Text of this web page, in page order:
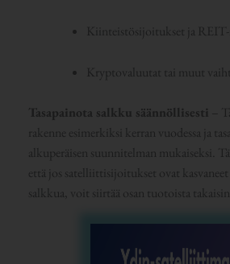
Kiinteistösijoitukset ja REIT-
Kryptovaluutat tai muut
Tasapainota salkku säännöllisesti –
rakenne esimerkiksi kerran vuodessa ja
alkuperäisen suunnitelman mukaiseksi.
että jos satelliittisijoitukset ovat kasvaneet
salkkua, voit siirtää osan tuotoista